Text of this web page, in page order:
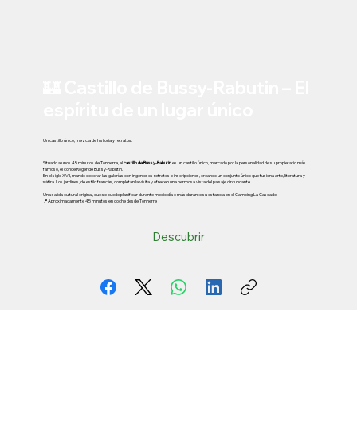
Un castillo único, mezcla de historia y retratos.
Situado a unos 45 minutos de Tonnerre, elcastillo de Bussy-Rabutines un castillo único, marcado por la personalidad de su propietario más
famoso, el conde Roger de Bussy-Rabutin.
En el siglo XVII, mandó decorar las galerías con ingeniosos retratos e inscripciones, creando un conjunto único que fusiona arte, literatura y
sátira. Los jardines, de estilo francés, completan la visita y ofrecen una hermosa vista del paisaje circundante.
Una salida cultural original, que se puede planificar durante medio día o más durante su estancia en el Camping La Cascade.
📍Aproximadamente 45 minutos en coche desde Tonnerre
Descubrir